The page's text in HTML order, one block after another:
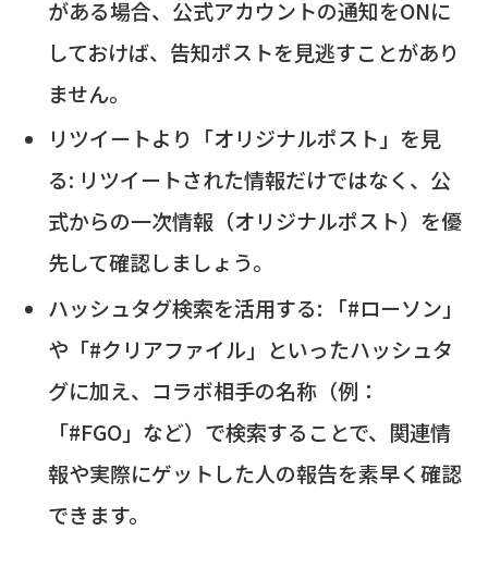
がある場合、公式アカウントの通知をONに
しておけば、告知ポストを見逃すことがあり
ません。
リツイートより「オリジナルポスト」を見
る: リツイートされた情報だけではなく、公
式からの一次情報（オリジナルポスト）を優
先して確認しましょう。
ハッシュタグ検索を活用する: 「#ローソン」
や「#クリアファイル」といったハッシュタ
グに加え、コラボ相手の名称（例：
「#FGO」など）で検索することで、関連情
報や実際にゲットした人の報告を素早く確認
できます。